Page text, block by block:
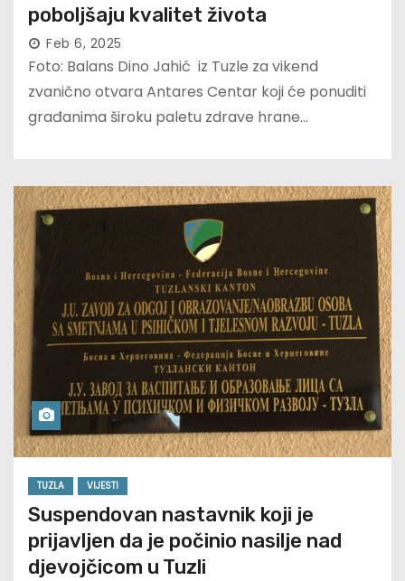
poboljšaju kvalitet života
Feb 6, 2025
Foto: Balans Dino Jahić iz Tuzle za vikend
zvanično otvara Antares Centar koji će ponuditi
građanima široku paletu zdrave hrane…
TUZLA VIJESTI
Suspendovan nastavnik koji je
prijavljen da je počinio nasilje nad
djevojčicom u Tuzli